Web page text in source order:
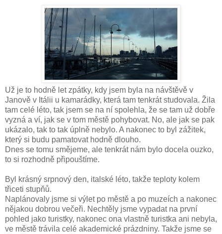
Už je to hodně let zpátky, kdy jsem byla na návštěvě v
Janově v Itálii u kamarádky, která tam tenkrát studovala. Žila
tam celé léto, tak jsem se na ní spolehla, že se tam už dobře
vyzná a ví, jak se v tom městě pohybovat. No, ale jak se pak
ukázalo, tak to tak úplně nebylo. A nakonec to byl zážitek,
který si budu pamatovat hodně dlouho.
Dnes se tomu smějeme, ale tenkrát nám bylo docela ouzko,
to si rozhodně připouštíme.
Byl krásný srpnový den, italské léto, takže teploty kolem
třiceti stupňů.
Naplánovaly jsme si výlet po městě a po muzeích a nakonec
nějakou dobrou večeři. Nechtěly jsme vypadat na první
pohled jako turistky, nakonec ona vlastně turistka ani nebyla,
ve městě trávila celé akademické prázdniny. Takže jsme se